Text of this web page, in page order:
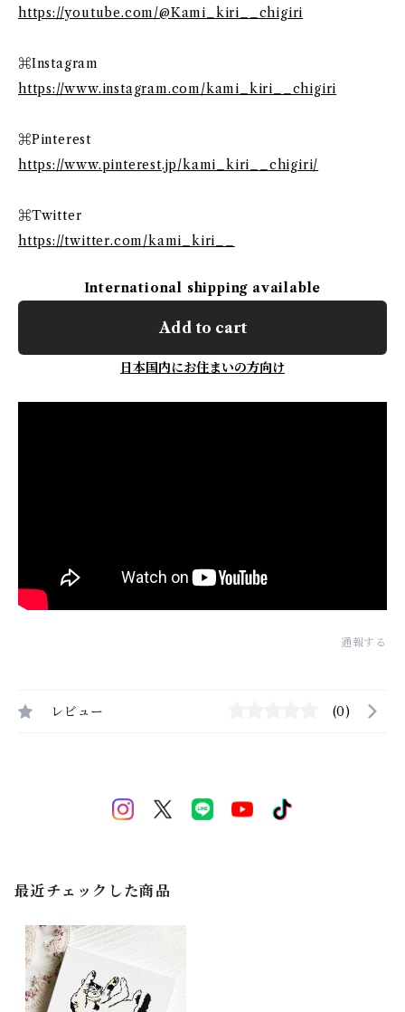
https://youtube.com/@Kami_kiri__chigiri
⌘Instagram
https://www.instagram.com/kami_kiri__chigiri
⌘Pinterest
https://www.pinterest.jp/kami_kiri__chigiri/
⌘Twitter
https://twitter.com/kami_kiri__
International shipping available
Add to cart
日本国内にお住まいの方向け
通報する
レビュー (0)
最近チェックした商品